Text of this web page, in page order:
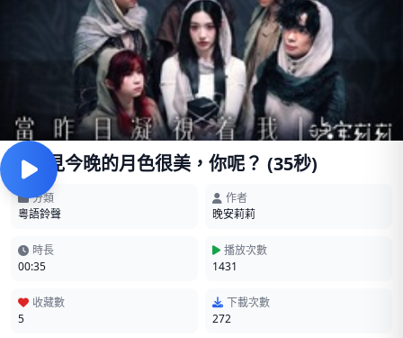
我看見今晚的月色很美，你呢？ (35秒)
分類
粵語鈴聲
作者
晚安莉莉
時長
00:35
播放次數
1431
收藏數
5
下載次數
272